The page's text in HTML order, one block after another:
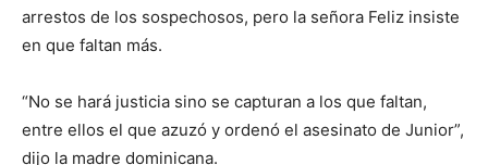
arrestos de los sospechosos, pero la señora Feliz insiste
en que faltan más.
“No se hará justicia sino se capturan a los que faltan,
entre ellos el que azuzó y ordenó el asesinato de Junior”,
dijo la madre dominicana.